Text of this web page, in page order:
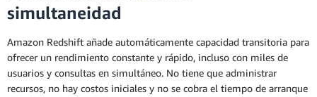
simultaneidad
Amazon Redshift añade automáticamente capacidad transitoria para
ofrecer un rendimiento constante y rápido, incluso con miles de
usuarios y consultas en simultáneo. No tiene que administrar
recursos, no hay costos iniciales y no se cobra el tiempo de arranque